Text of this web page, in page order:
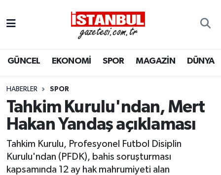
GÜNCEL EKONOMİ SPOR MAGAZİN DÜNYA
HABERLER SPOR
Tahkim Kurulu'ndan, Mert
Hakan Yandaş açıklaması
Tahkim Kurulu, Profesyonel Futbol Disiplin
Kurulu'ndan (PFDK), bahis soruşturması
kapsamında 12 ay hak mahrumiyeti alan
EKONOMİ
İSTANBUL
DÜNYA
MAGAZİN
Nöbetçi Eczaneler
Hava Durumu
Trafik Durumu
Süper Lig Puan Durumu ve Fikstür
Son Dakika Haberleri